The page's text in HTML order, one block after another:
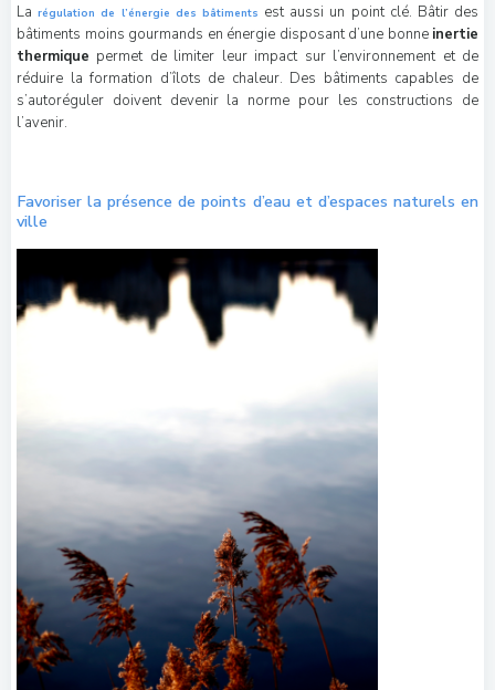
Larégulation de l’énergie des bâtiments est aussi un point clé. Bâtir des
bâtiments moins gourmands en énergie disposant d’une bonne inertie
thermique permet de limiter leur impact sur l’environnement et de
réduire la formation d’îlots de chaleur. Des bâtiments capables de
s’autoréguler doivent devenir la norme pour les constructions de
l’avenir.
Favoriser la présence de points d’eau et d’espaces naturels en
ville